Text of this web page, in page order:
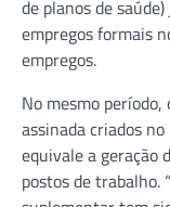
de planos de
empregos formais
empregos.
No mesmo
assinada criados
equivale a geração
postos de trabalho.